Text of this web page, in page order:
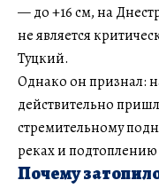
— до +16 см, на
не является
Туцкий.
Однако он признал:
действительно
стремительному
реках и
Почему